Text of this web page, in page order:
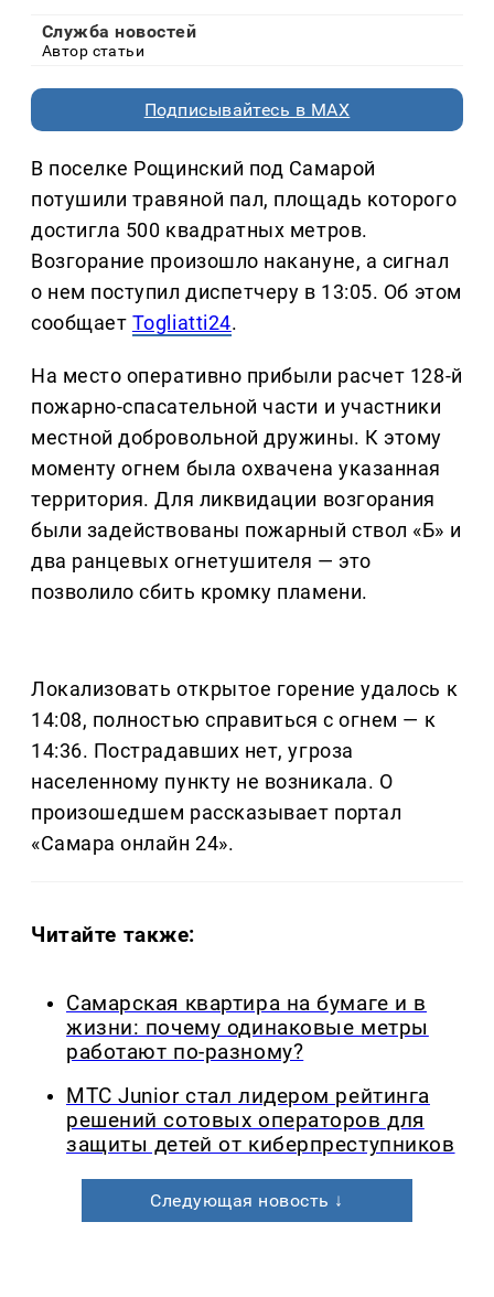
Служба новостей
Автор статьи
Подписывайтесь в MAX
В поселке Рощинский под Самарой
потушили травяной пал, площадь которого
достигла 500 квадратных метров.
Возгорание произошло накануне, а сигнал
о нем поступил диспетчеру в 13:05. Об этом
сообщает Togliatti24.
На место оперативно прибыли расчет 128-й
пожарно-спасательной части и участники
местной добровольной дружины. К этому
моменту огнем была охвачена указанная
территория. Для ликвидации возгорания
были задействованы пожарный ствол «Б» и
два ранцевых огнетушителя — это
позволило сбить кромку пламени.
Локализовать открытое горение удалось к
14:08, полностью справиться с огнем — к
14:36. Пострадавших нет, угроза
населенному пункту не возникала. О
произошедшем рассказывает портал
«Самара онлайн 24».
Читайте также:
Самарская квартира на бумаге и в
жизни: почему одинаковые метры
работают по-разному?
МТС Junior стал лидером рейтинга
решений сотовых операторов для
защиты детей от киберпреступников
Следующая новость ↓